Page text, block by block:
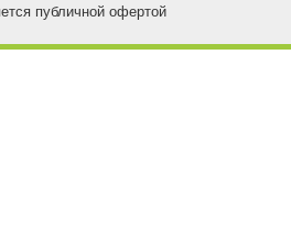
публичной офертой